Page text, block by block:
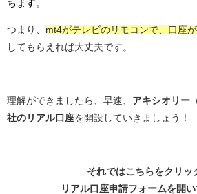
ちます。
つまり、 mt4がテレビのリモコンで、口座
してもらえれば大丈夫です。
理解ができましたら、早速、 アキシオリー
社のリアル口座を開設していきましょう！
それではこちらをクリッ
リアル口座申請フォームを開